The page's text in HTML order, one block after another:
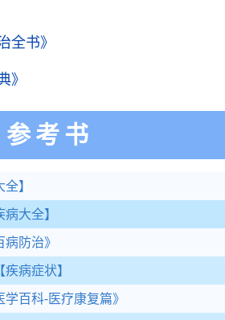
全书》
》
参考书
全】
病大全】
病防治》
【疾病症状】
学百科-医疗康复篇》